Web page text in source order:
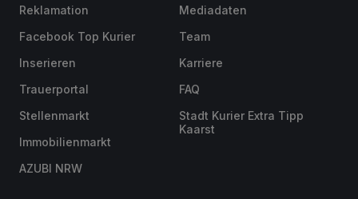
Reklamation
Facebook Top Kurier
Inserieren
Trauerportal
Stellenmarkt
Immobilienmarkt
AZUBI NRW
Mediadaten
Team
Karriere
FAQ
Stadt Kurier Extra Tipp
Kaarst